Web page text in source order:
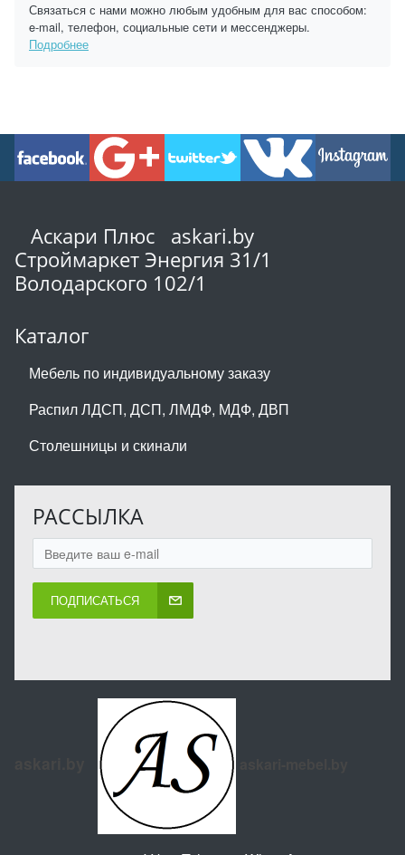
Связаться с нами можно любым удобным для вас способом:
e-mail, телефон, социальные сети и мессенджеры.
Подробнее
Аскари Плюс askari.by
Строймаркет Энергия 31/1
Володарского 102/1
Каталог
Мебель по индивидуальному заказу
Распил ЛДСП, ДСП, ЛМДФ, МДФ, ДВП
Столешницы и скинали
РАССЫЛКА
ПОДПИСАТЬСЯ